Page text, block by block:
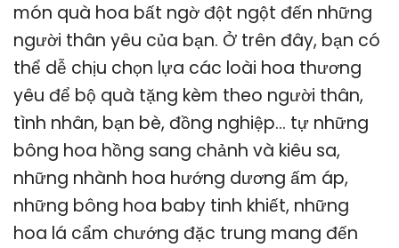
món quà hoa bất ngờ đột ngột đến những
người thân yêu của bạn. Ở trên đây, bạn có
thể dễ chịu chọn lựa các loài hoa thương
yêu để bộ quà tặng kèm theo người thân,
tình nhân, bạn bè, đồng nghiệp… tự những
bông hoa hồng sang chảnh và kiêu sa,
những nhành hoa hướng dương ấm áp,
những bông hoa baby tinh khiết, những
hoa lá cẩm chướng đặc trung mang đến